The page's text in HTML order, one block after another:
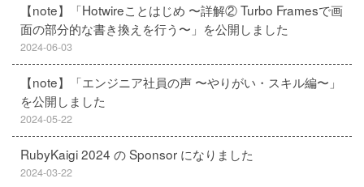
【note】「Hotwireことはじめ 〜詳解② Turbo Framesで画
面の部分的な書き換えを行う〜」を公開しました
2024-06-03
【note】「エンジニア社員の声 〜やりがい・スキル編〜」
を公開しました
2024-05-22
RubyKaigi 2024 の Sponsor になりました
2024-03-22